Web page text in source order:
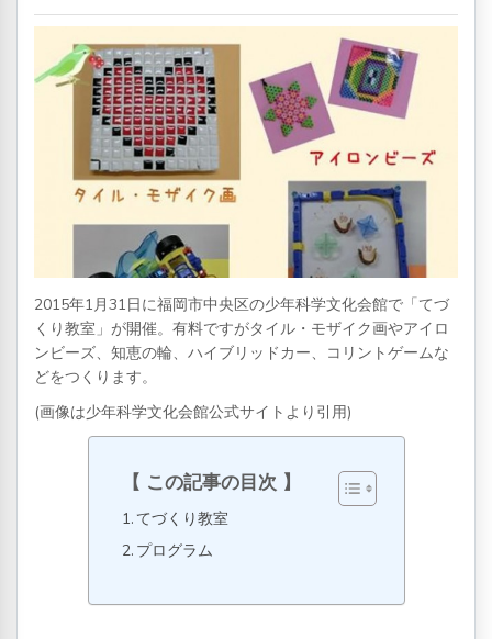
2015年1月31日に福岡市中央区の少年科学文化会館で「てづ
くり教室」が開催。有料ですがタイル・モザイク画やアイロ
ンビーズ、知恵の輪、ハイブリッドカー、コリントゲームな
どをつくります。
(画像は少年科学文化会館公式サイトより引用)
この記事の目次
てづくり教室
プログラム